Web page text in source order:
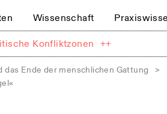
Wissenschaft
Konfliktzonen ++
das Ende der menschlichen Gattung
>